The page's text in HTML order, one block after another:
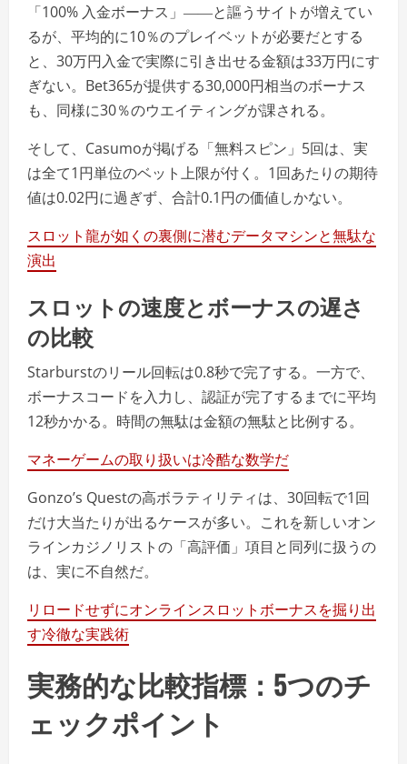
「100% 入金ボーナス」――と謳うサイトが増えてい
るが、平均的に10％のプレイベットが必要だとする
と、30万円入金で実際に引き出せる金額は33万円にす
ぎない。Bet365が提供する30,000円相当のボーナス
も、同様に30％のウエイティングが課される。
そして、Casumoが掲げる「無料スピン」5回は、実
は全て1円単位のベット上限が付く。1回あたりの期待
値は0.02円に過ぎず、合計0.1円の価値しかない。
スロット龍が如くの裏側に潜むデータマシンと無駄な
演出
スロットの速度とボーナスの遅さ
の比較
Starburstのリール回転は0.8秒で完了する。一方で、
ボーナスコードを入力し、認証が完了するまでに平均
12秒かかる。時間の無駄は金額の無駄と比例する。
マネーゲームの取り扱いは冷酷な数学だ
Gonzo’s Questの高ボラティリティは、30回転で1回
だけ大当たりが出るケースが多い。これを新しいオン
ラインカジノリストの「高評価」項目と同列に扱うの
は、実に不自然だ。
リロードせずにオンラインスロットボーナスを掘り出
す冷徹な実践術
実務的な比較指標：5つのチ
ェックポイント